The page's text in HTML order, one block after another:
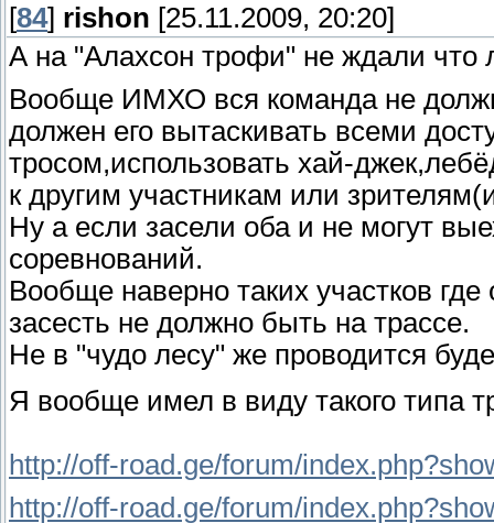
[84] rishon [25.11.2009, 20:20]
А на "Алахсон трофи" не ждали что
Вообще ИМХО вся команда не
должен его вытаскивать всеми
тросом,использовать хай-
к другим участникам или
Ну а если засели оба и не могут
соревнований.
Вообще наверно таких участков
засесть не должно быть на трассе.
Не в "чудо лесу" же проводится
Я вообще имел в виду такого типа
http://off-road.ge/forum/
http://off-road.ge/forum/